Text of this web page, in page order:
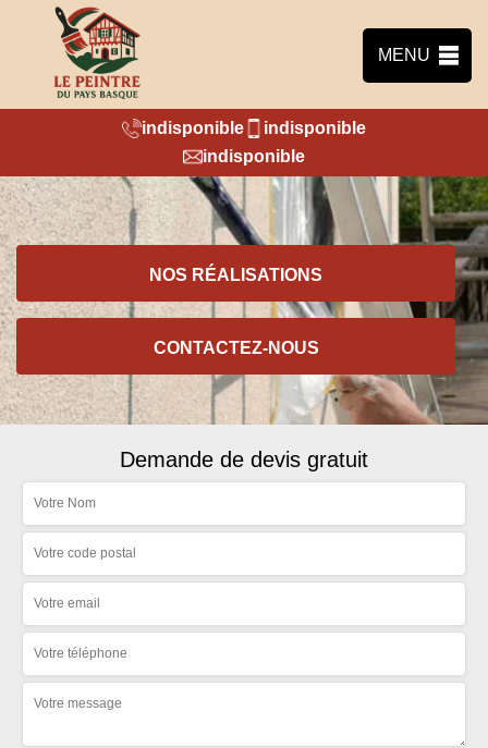
MENU
indisponible
indisponible
indisponible
NOS RÉALISATIONS
CONTACTEZ-NOUS
Demande de devis gratuit